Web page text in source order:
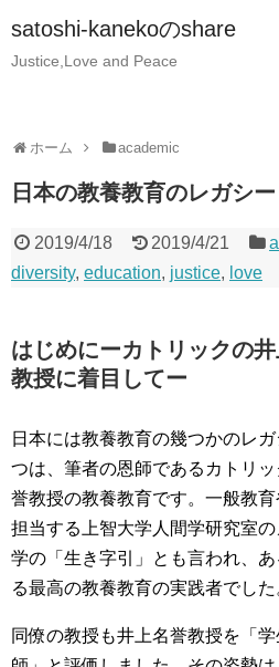
satoshi-kanekoのshare
Justice,Love and Peace
ホーム academic
日本の教養教育のレガシー
2019/4/18 2019/4/21
diversity, education, justice, love
はじめにーカトリックの
教授に着目してー
日本には教養教育の幾つかのレ
つは、筆者の恩師であるカトリ
誉教授の教養教育です。一般教
担当する上智大学人間学研究室
学の「生き字引」とも言われ、
る最高の教養教育の実践者でした
同僚の教授も井上名誉教授を「